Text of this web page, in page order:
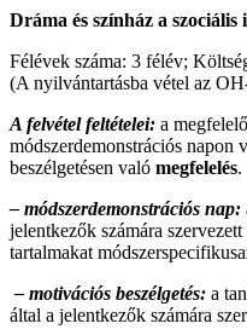
Dráma és színház a szociális
Félévek száma: 3 félév;
(A nyilvántartásba vétel az
A felvétel feltételei: a
módszerdemonstrációs napon
beszélgetésen való megfelelés.
– módszerdemonstrációs nap:
jelentkezők számára
tartalmakat
– motivációs beszélgetés: a
által a jelentkezők számára